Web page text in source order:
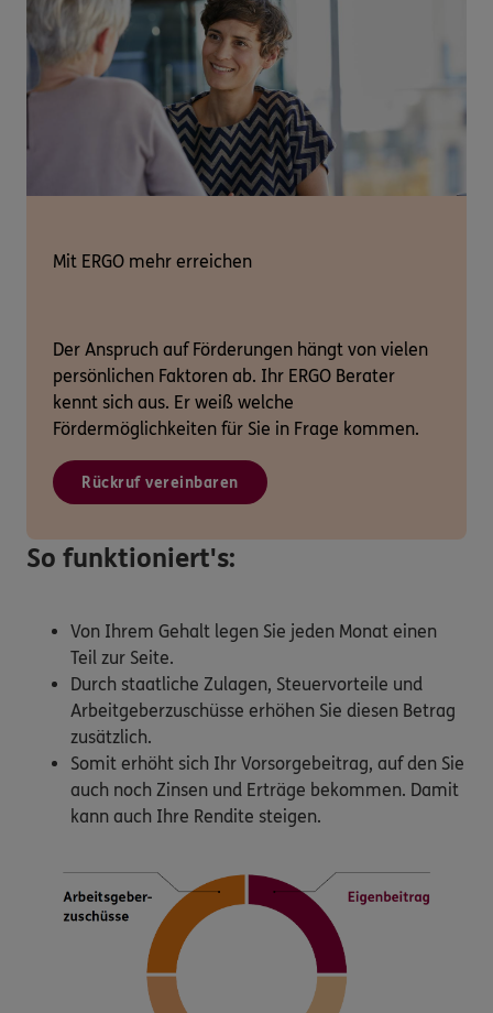
Mit ERGO mehr erreichen
Der Anspruch auf Förderungen hängt von vielen
persönlichen Faktoren ab. Ihr ERGO Berater
kennt sich aus. Er weiß welche
Fördermöglichkeiten für Sie in Frage kommen.
Rückruf vereinbaren
So funktioniert's:
Von Ihrem Gehalt legen Sie jeden Monat einen
Teil zur Seite.
Durch staatliche Zulagen, Steuervorteile und
Arbeitgeberzuschüsse erhöhen Sie diesen Betrag
zusätzlich.
Somit erhöht sich Ihr Vorsorgebeitrag, auf den Sie
auch noch Zinsen und Erträge bekommen. Damit
kann auch Ihre Rendite steigen.